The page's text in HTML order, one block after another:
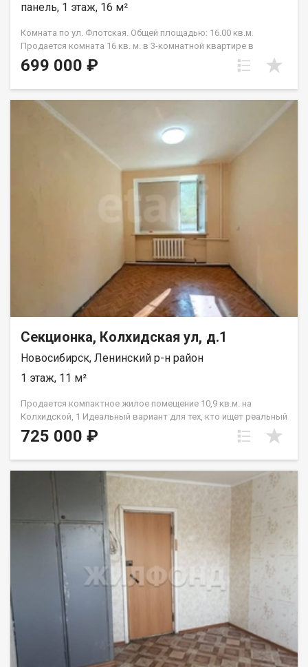
панель, 1 этаж, 16 м²
Комната по ул. Флотская. Общей площадью: 16.00 кв.м.
Продается комната 16 кв. м. в 3-комнатной квартире в
Пашино. В комнате натяжной потолок, заменены батареи,
установлены пластиковые окна. В квартире нужен ремонт,
капитального ремонта. Остановка транспорта возле дома.
Рядом детский сад, центр внешкольной работы Парус,
несколько магазинов, аптек, пунктов выдачи интернет-
заказов Рядом с объектом находятся:1 детский сад,2
продуктовых магазина. Возможен обмен на вашу
недвижимость. Возможна продажа в рассрочку. При звонке,
пожалуйста, сообщите номер варианта - JV009054113552.
699 000 ₽
Секционка, Колхидская ул, д.1
Новосибирск, Ленинский р-н район
1 этаж, 11 м²
Продается компактное жилое помещение 10,9 кв.м. на
Колхидской, 1 Идеальный вариант для тех, кто ищет реальный
объект недвижимости по доступной цене — это полноценный
отдельный объект (отдельный кадастровый номер). Один
обременений нет. Все документы готовы к быстрой сделке.
Описание комнаты: Светлое и сухое жилое помещение
этаже секционного общежития. Комната правильной формы,
что позволяет без труда организовать спальное место,
рабочую зону или уголок для отдыха. Благодаря небольшой
площади пространство быстро прогревается и требует
минимальных затрат на коммунальные платежи. Удобства
секции: Вход в комнату осуществляется через общий коридор
секции, рассчитанной всего на пять жилых помещений. Это
небольшое количество соседей гарантирует спокойную
атмосферу и отсутствие очередей. Места общего
пользования находятся в отличном рабочем состоянии: Кухня:
светлая и функциональная, оборудована плитой. Для вас уже
выделено собственное постоянное место для размещения
725 000 ₽